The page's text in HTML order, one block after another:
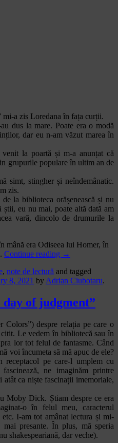
mi-a zis Loredana în fața curții.
dus la mare. Poate era o modă
dar eu n-am văzut marea în
la poartă și m-a anunțat că
grupurile populare în ultim an de
simt, stingher și neîndemânatic.
zis.
la biblioteca orășenească și nu
eu nu mai, poate altă dată am
vară, dincolo de drumurile la
mână era Odiseea lui Homer, în
Continue reading →
, note de lectură and tagged
8, 2021 by Adrian Ciubotaru.
of judgment”
despre relația pe care o
Le vedem în bibliotecă sau în
lor tot felul de fantasme. Când
voi încumeta să mă apuc de ele?
receptacol pe care-l umplem cu
ne imaginăm printre
ca niște fascinații imemoriale,
Moby Dick. Știam despre ce era
o în felul meu, caracterul
I-am tot amânat lectura și mi-
presante. În plus, mă speria
shakespeariană, dar veche).